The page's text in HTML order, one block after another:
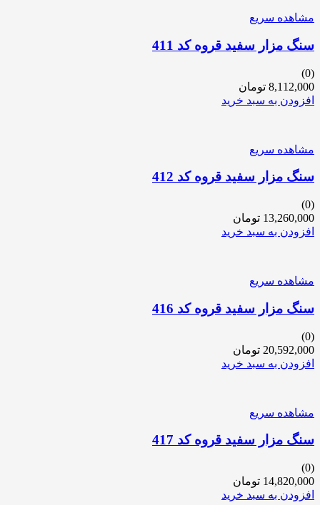
مشاهده سریع
سنگ مزار سفید قروه کد 411
(0)
8,112,000 تومان
افزودن به سبد خرید
مشاهده سریع
سنگ مزار سفید قروه کد 412
(0)
13,260,000 تومان
افزودن به سبد خرید
مشاهده سریع
سنگ مزار سفید قروه کد 416
(0)
20,592,000 تومان
افزودن به سبد خرید
مشاهده سریع
سنگ مزار سفید قروه کد 417
(0)
14,820,000 تومان
افزودن به سبد خرید